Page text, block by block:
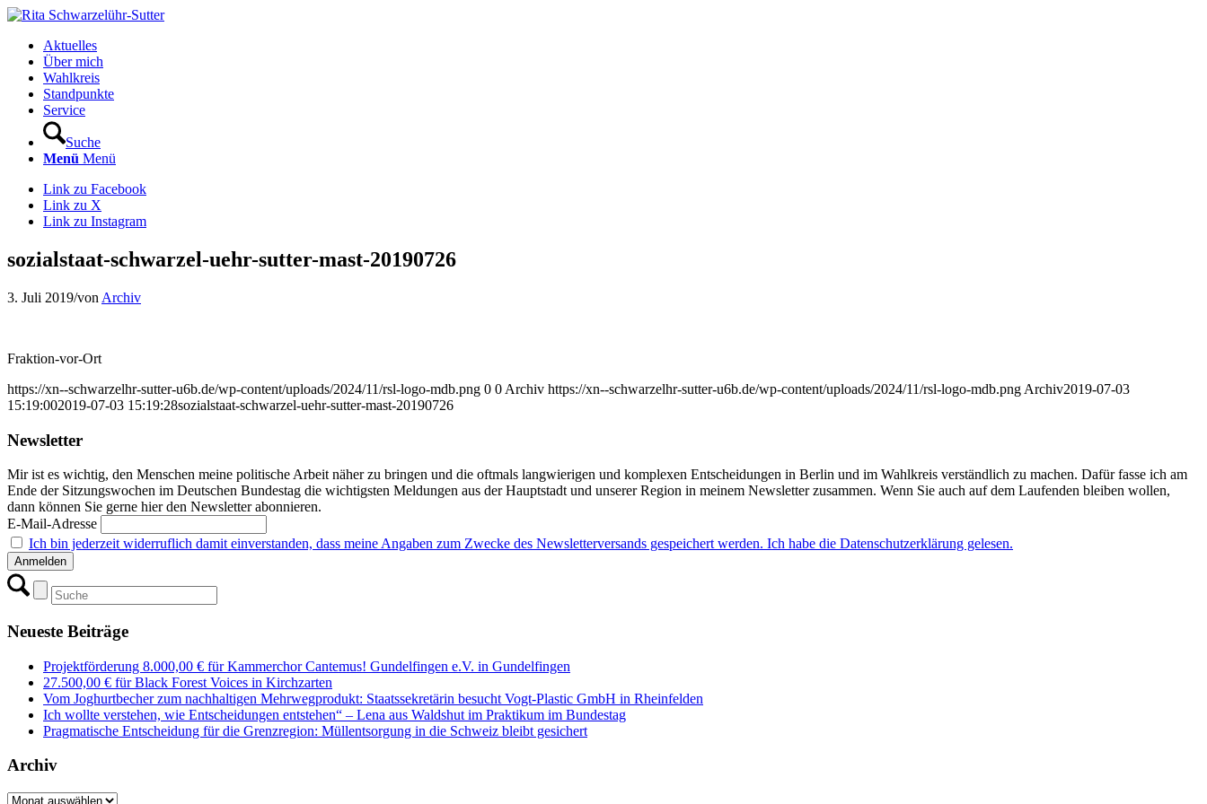
Aktuelles
Über mich
Wahlkreis
Standpunkte
Service
Suche
Menü Menü
Link zu Facebook
Link zu X
Link zu Instagram
sozialstaat-schwarzel-uehr-sutter-mast-20190726
3. Juli 2019/von Archiv
Fraktion-vor-Ort
https://xn--schwarzelhr-sutter-u6b.de/wp-content/uploads/2024/11/rsl-logo-mdb.png 0 0 Archiv https://xn--schwarzelhr-sutter-u6b.de/wp-content/uploads/2024/11/rsl-logo-mdb.png Archiv2019-07-03
15:19:002019-07-03 15:19:28sozialstaat-schwarzel-uehr-sutter-mast-20190726
Newsletter
Mir ist es wichtig, den Menschen meine politische Arbeit näher zu bringen und die oftmals langwierigen und komplexen Entscheidungen in Berlin und im Wahlkreis verständlich zu machen. Dafür fasse ich am
Ende der Sitzungswochen im Deutschen Bundestag die wichtigsten Meldungen aus der Hauptstadt und unserer Region in meinem Newsletter zusammen. Wenn Sie auch auf dem Laufenden bleiben wollen,
dann können Sie gerne hier den Newsletter abonnieren.
E-Mail-Adresse
Ich bin jederzeit widerruflich damit einverstanden, dass meine Angaben zum Zwecke des Newsletterversands gespeichert werden. Ich habe die Datenschutzerklärung gelesen.
Neueste Beiträge
Projektförderung 8.000,00 € für Kammerchor Cantemus! Gundelfingen e.V. in Gundelfingen
27.500,00 € für Black Forest Voices in Kirchzarten
Vom Joghurtbecher zum nachhaltigen Mehrwegprodukt: Staatssekretärin besucht Vogt-Plastic GmbH in Rheinfelden
Ich wollte verstehen, wie Entscheidungen entstehen“ – Lena aus Waldshut im Praktikum im Bundestag
Pragmatische Entscheidung für die Grenzregion: Müllentsorgung in die Schweiz bleibt gesichert
Archiv
Archiv